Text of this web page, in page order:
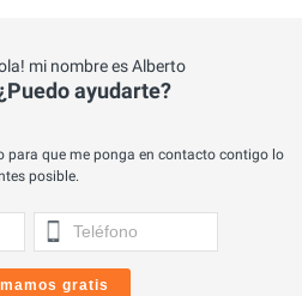
mi nombre es Alberto
ayudarte?
para que me ponga en contacto contigo lo
posible.
gratis